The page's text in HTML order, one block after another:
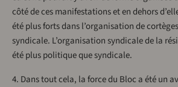
côté de ces manifestations et en dehors
été plus forts dans l’organisation de
syndicale. L’organisation syndicale de la
été plus politique que syndicale.
4. Dans tout cela, la force du Bloc a été un